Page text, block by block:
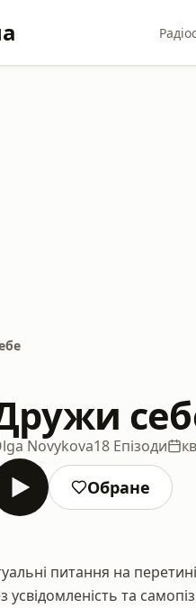
Novykova18 Епізоди
Обране
питання на
усвідомленість та